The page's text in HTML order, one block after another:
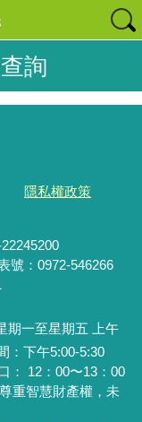
詢
隱私權政策
號：0972-546266
期一至星期五 上午
：下午5:00-5:30
： 12：00〜13：00
重智慧財產權，未